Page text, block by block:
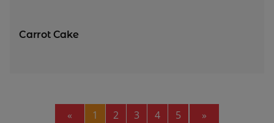
Carrot Cake
« Previous
1 2 3 4 5 »